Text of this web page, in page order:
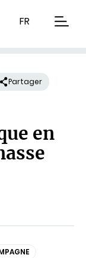
FR
Partager
en